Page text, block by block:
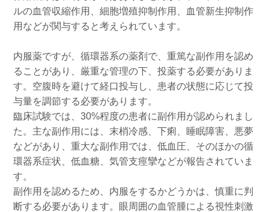
ルの血管収縮作用、細胞増殖抑制作用、血管新生抑制作
用などが関与すると考えられています。
内服薬ですが、循環器系の薬剤で、重篤な副作用を認め
ることがあり、厳重な管理の下、投薬する必要がありま
す。空腹時を避けて経口投与し、患者の状態に応じて投
与量を調節する必要があります。
臨床試験では、30%程度の患者に副作用が認められまし
た。主な副作用には、末梢冷感、下痢、睡眠障害、悪夢
などがあり、重大な副作用では、低血圧、そのほかの循
環器系症状、低血糖、気管支痙攣などが報告されていま
す。
副作用を認めるため、内服をするかどうかは、慎重に判
断する必要があります。眼周囲の血管腫による視性刺激